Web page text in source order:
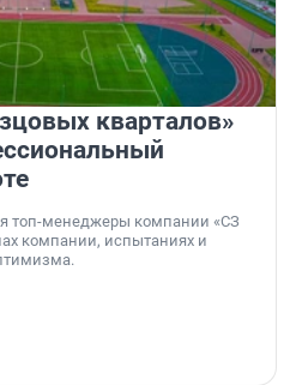
кварталов»
топ-менеджеры компании «СЗ
компании, испытаниях и